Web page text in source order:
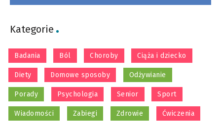
Kategorie
Badania Ból Choroby Ciąża i dziecko
Diety Domowe sposoby Odżywianie
Porady Psychologia Senior Sport
Wiadomości Zabiegi Zdrowie Ćwiczenia